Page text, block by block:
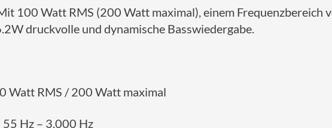
100 Watt RMS (200 Watt maximal), einem Frequenzbereich
druckvolle und dynamische Basswiedergabe.
Watt RMS / 200 Watt maximal
55 Hz – 3.000 Hz